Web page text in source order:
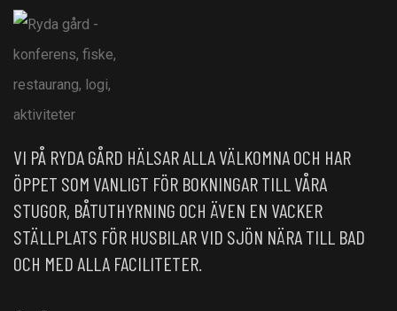
VI PÅ RYDA GÅRD HÄLSAR ALLA VÄLKOMNA OCH HAR
ÖPPET SOM VANLIGT FÖR BOKNINGAR TILL VÅRA
STUGOR, BÅTUTHYRNING OCH ÄVEN EN VACKER
STÄLLPLATS FÖR HUSBILAR VID SJÖN NÄRA TILL BAD
OCH MED ALLA FACILITETER.